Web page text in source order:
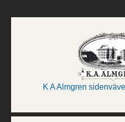
K A Almgren